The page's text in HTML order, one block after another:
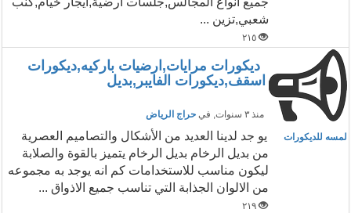
شعبي,تزين ...
٢١٥
ديكورات مرايات,ارضيات باركيه,ديكورات
اسقف,ديكورات الفايبر,بديل
منذ ٣ سنوات , في حراج الرياض
لمسه للديكورات
يو جد لدينا العديد من الأشكال والتصاميم العصرية
من بديل الرخام بديل الرخام يتميز بالقوة والصلابة
ليكون مناسب للاستخدامات كم انه يوجد به مجموعه
من الالوان الجذابة التي تناسب جميع الاذواق ...
٢١٩